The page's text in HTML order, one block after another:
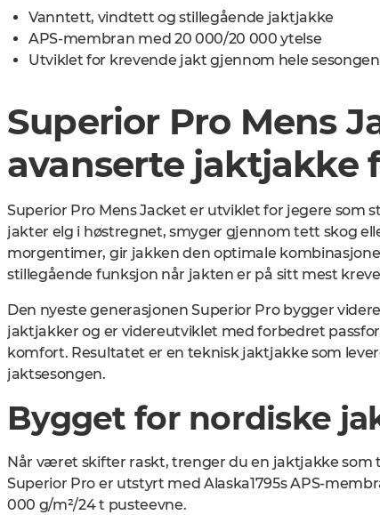
Vanntett, vindtett og stillegående jaktjakke
APS-membran med 20 000/20 000 ytelse
Utviklet for krevende jakt gjennom hele sesongen
Superior Pro Mens
avanserte jaktjakke
Superior Pro Mens Jacket er utviklet for jegere som
jakter elg i høstregnet, smyger gjennom tett skog
morgentimer, gir jakken den optimale
stillegående funksjon når jakten er på sitt mest
Den nyeste generasjonen Superior Pro bygger
jaktjakker og er videreutviklet med forbedret
komfort. Resultatet er en teknisk jaktjakke som
jaktsesongen.
Bygget for nordiske
Når været skifter raskt, trenger du en jaktjakke som
Superior Pro er utstyrt med Alaska1795s APS-
000 g/m²/24 t pusteevne.